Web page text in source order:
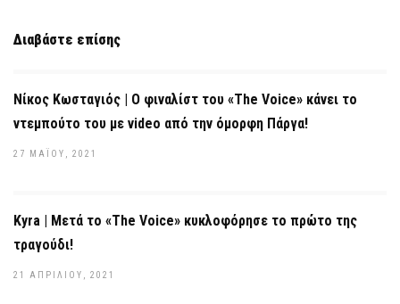
Διαβάστε επίσης
Νίκος Κωσταγιός | Ο φιναλίστ του «The Voice» κάνει το
ντεμπούτο του με video από την όμορφη Πάργα!
27 ΜΑΪ́ΟΥ, 2021
Kyra | Μετά το «The Voice» κυκλοφόρησε το πρώτο της
τραγούδι!
21 ΑΠΡΙΛΊΟΥ, 2021